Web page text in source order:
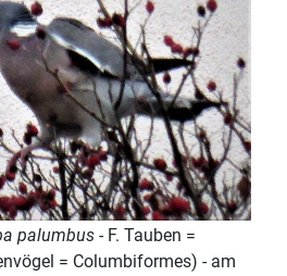
palumbus - F. Tauben =
= Columbiformes) - am